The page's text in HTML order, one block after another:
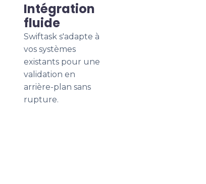
Intégration
fluide
Swiftask s'adapte à
vos systèmes
existants pour une
validation en
arrière-plan sans
rupture.